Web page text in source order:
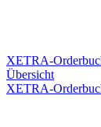
XETRA-
Übersicht
XETRA-